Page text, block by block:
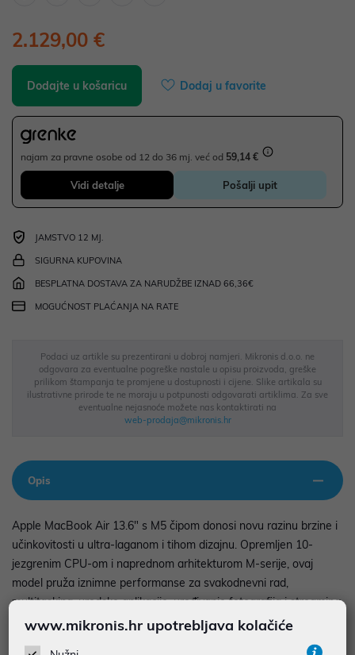
2.129,00 €
Dodajte u košaricu Dodaj u favorite
najam za pravne osobe od 12 do 36 mj. već od 59,14 €
Vidi detalje Pošalji upit
JAMSTVO 12 MJ.
SIGURNA KUPOVINA
BESPLATNA DOSTAVA ZA NARUDŽBE IZNAD 66,36€
MOGUĆNOST PLAĆANJA NA RATE
Podaci uz artikle su prezentirani u dobroj namjeri. Mikronis d.o.o. ne
odgovara za eventualne pogreške nastale u opisu proizvoda, greške
prilikom štampanja te promjene u dostupnosti i cijene. Slike artikala su
ilustrativne prirode te ne moraju u potpunosti odgovarati artiklima. Za sve
eventualne nejasnoće možete nas kontaktirati na
web-prodaja@mikronis.hr
Opis
Apple MacBook Air 13.6" s M5 čipom donosi novu razinu brzine i
učinkovitosti u ultra-laganom i tihom dizajnu. Opremljen 10-
jezgrenim CPU-om i naprednom arhitekturom M-serije, ovaj
model pruža iznimne performanse za svakodnevni rad,
multitasking, uredske aplikacije, uređivanje fotografija i streaming
— sve uz minimalnu potrošnju energije. Njegov 13.6-inčni Liquid
www.mikronis.hr upotrebljava kolačiće